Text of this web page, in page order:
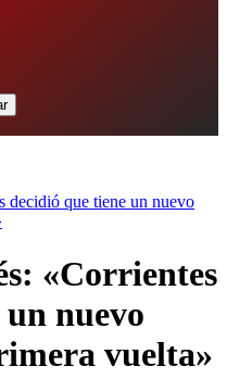
decidió que tiene un nuevo
«Corrientes
nuevo
vuelta»